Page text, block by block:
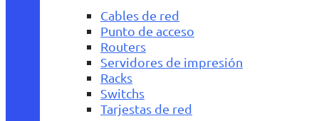
Cables de red
Punto de acceso
Routers
Servidores de impresión
Racks
Switchs
Tarjestas de red